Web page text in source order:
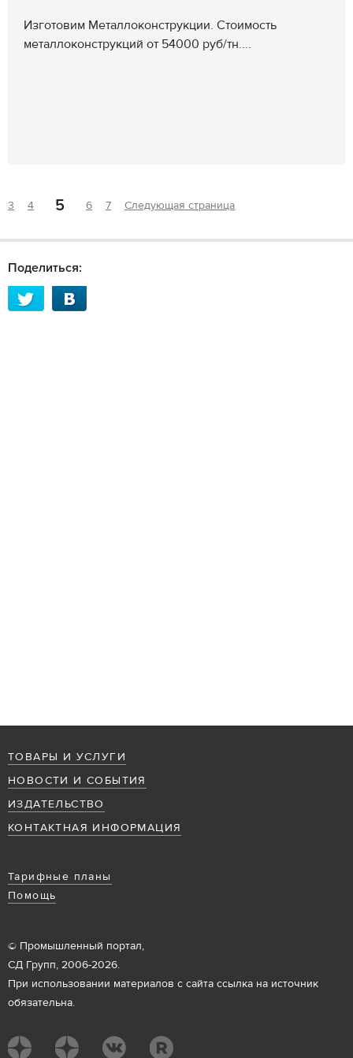
Изготовим Металлоконструкции. Стоимость
металлоконструкций от 54000 руб/тн....
3 4 5 6 7 Следующая страница
Поделиться:
ТОВАРЫ И УСЛУГИ
НОВОСТИ И СОБЫТИЯ
ИЗДАТЕЛЬСТВО
КОНТАКТНАЯ ИНФОРМАЦИЯ
Тарифные планы
Помощь
© Промышленный портал,
СД Групп, 2006-2026.
При использовании материалов с сайта ссылка на источник
обязательна.